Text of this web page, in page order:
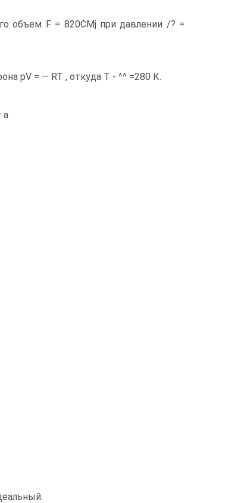
объем F = 820CMj при давлении /? =
pV = — RT , откуда Т - ^^ =280 К.
а